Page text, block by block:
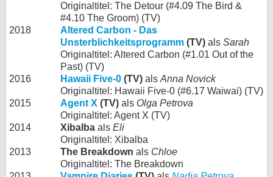
Originaltitel: The Detour (#4.09 The Bird &
#4.10 The Groom) (TV)
2018
Altered Carbon - Das
Unsterblichkeitsprogramm (TV) als Sarah
Originaltitel: Altered Carbon (#1.01 Out of the
Past) (TV)
2016
Hawaii Five-0 (TV) als Anna Novick
Originaltitel: Hawaii Five-0 (#6.17 Waiwai) (TV)
2015
Agent X (TV) als Olga Petrova
Originaltitel: Agent X (TV)
2014
Xibalba als Eli
Originaltitel: Xibalba
2013
The Breakdown als Chloe
Originaltitel: The Breakdown